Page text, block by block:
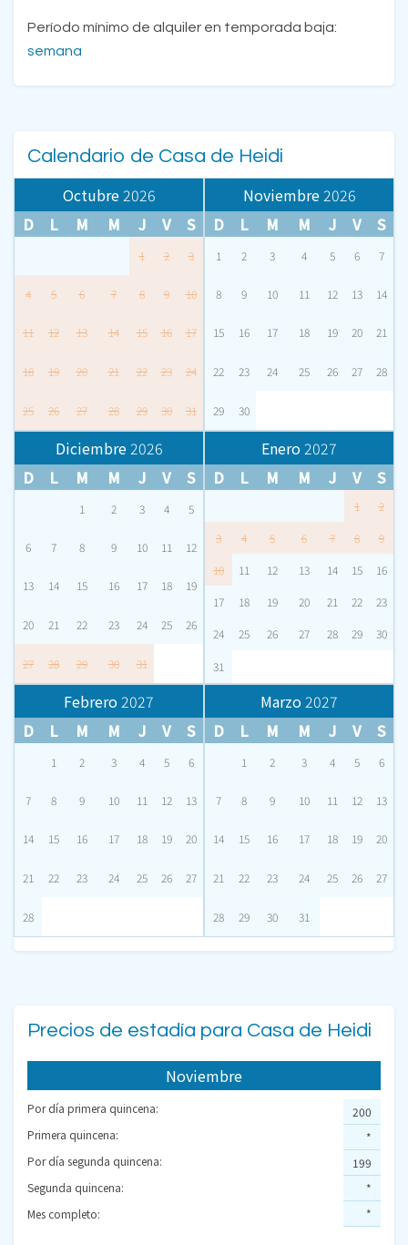
Período mínimo de alquiler en temporada baja:
semana
Calendario de Casa de Heidi
Octubre2026
D
L M M J V S
1 2 3
4 5 6 7 8 9 10
11 12 13 14 15 16 17
18 19 20 21 22 23 24
25 26 27 28 29 30 31
Noviembre2026
D
L M M J V S
1 2 3 4 5 6 7
8 9 10 11 12 13 14
15 16 17 18 19 20 21
22 23 24 25 26 27 28
29 30
Diciembre2026
D
L M M J V S
1 2 3 4 5
6 7 8 9 10 11 12
13 14 15 16 17 18 19
20 21 22 23 24 25 26
27 28 29 30 31
Enero2027
D
L M M J V S
1 2
3 4 5 6 7 8 9
10 11 12 13 14 15 16
17 18 19 20 21 22 23
24 25 26 27 28 29 30
31
Febrero2027
D
L M M J V S
1 2 3 4 5 6
7 8 9 10 11 12 13
14 15 16 17 18 19 20
21 22 23 24 25 26 27
28
Marzo2027
D
L M M J V S
1 2 3 4 5 6
7 8 9 10 11 12 13
14 15 16 17 18 19 20
21 22 23 24 25 26 27
28 29 30 31
Precios de estadía para Casa de Heidi
Noviembre
Por día primera quincena:
Primera quincena:
Por día segunda quincena:
Segunda quincena:
Mes completo:
200
*
199
*
*